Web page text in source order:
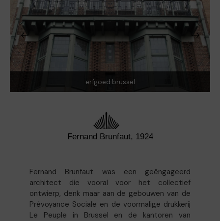
erfgoed.brussel
Fernand Brunfaut, 1924
Fernand Brunfaut was een geëngageerd
architect die vooral voor het collectief
ontwierp, denk maar aan de gebouwen van de
Prévoyance Sociale en de voormalige drukkerij
Le Peuple in Brussel en de kantoren van